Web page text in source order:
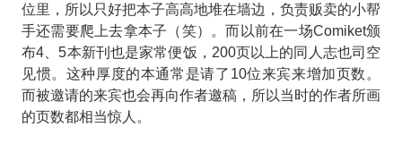
位里，所以只好把本子高高地堆在墙边，负责贩卖的小帮
手还需要爬上去拿本子（笑）。而以前在一场Comiket颁
布4、5本新刊也是家常便饭，200页以上的同人志也司空
见惯。这种厚度的本通常是请了10位来宾来增加页数。
而被邀请的来宾也会再向作者邀稿，所以当时的作者所画
的页数都相当惊人。